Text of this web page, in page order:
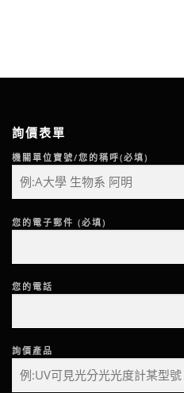
詢價表單
機關單位寶號/您的稱呼(必填)
您的電子郵件 (必填)
您的電話
詢價產品